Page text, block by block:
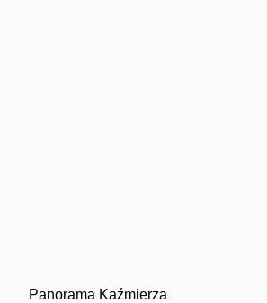
Panorama Kaźmierza